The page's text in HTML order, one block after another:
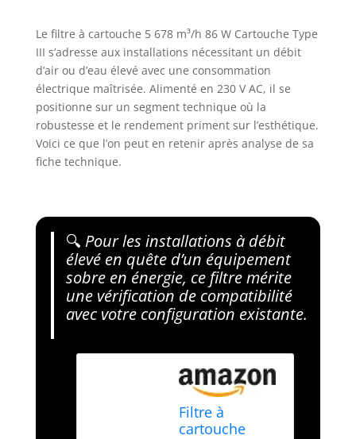
Le filtre à cartouche 5 678 m³/h 86 W Cartouche Type
III s’adresse aux installations nécessitant un débit
d’air ou d’eau élevé avec une consommation
électrique maîtrisée. Alimenté en 230 V AC, il se
positionne sur un segment technique où la
robustesse et le rendement priment sur l’esthétique.
Voici ce que l’on peut en retenir après analyse de sa
fiche technique.
🔍 Pour les installations à débit
élevé en quête d’un équipement
sobre en énergie, ce filtre mérite
une vérification de compatibilité
avec votre configuration existante.
Filtre à
cartouche